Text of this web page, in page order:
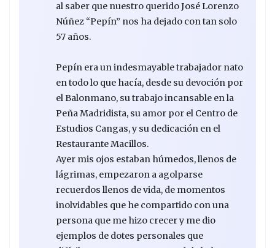
al saber que nuestro querido José Lorenzo
Núñez “Pepín” nos ha dejado con tan solo
57 años.
Pepín era un indesmayable trabajador nato
en todo lo que hacía, desde su devoción por
el Balonmano, su trabajo incansable en la
Peña Madridista, su amor por el Centro de
Estudios Cangas, y su dedicación en el
Restaurante Macillos.
Ayer mis ojos estaban húmedos, llenos de
lágrimas, empezaron a agolparse
recuerdos llenos de vida, de momentos
inolvidables que he compartido con una
persona que me hizo crecer y me dio
ejemplos de dotes personales que